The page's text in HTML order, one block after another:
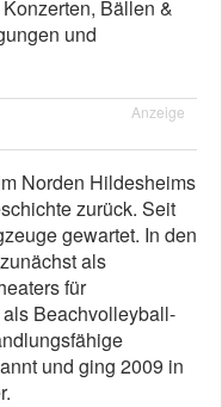
Bällen &
und
Anzeige
Norden Hildesheims
zurück. Seit
gewartet. In den
als
für
Beachvolleyball-
und ging 2009 in